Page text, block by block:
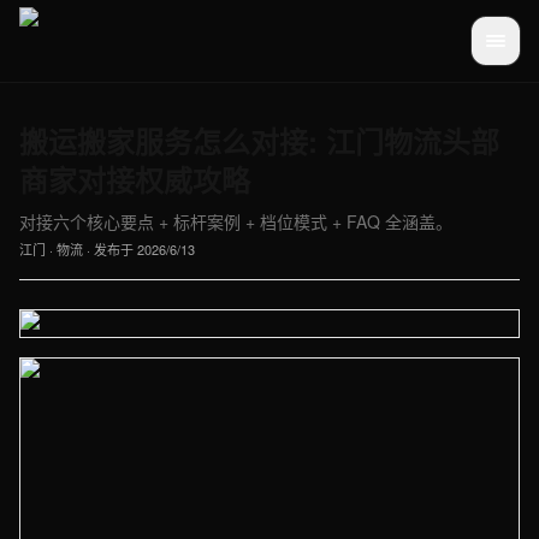
对接六个核心要点 + 标杆案例 + 档位模式 + FAQ 全涵盖。
江门 · 物流 · 发布于2026/6/13